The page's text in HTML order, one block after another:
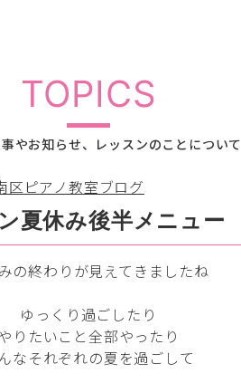
TOPICS
やお知らせ、レッスンのことについて
区ピアノ教室ブログ
夏休み後半メニュー
の終わりが見えてきましたね
ゆっくり過ごしたり
りたいこと全部やったり
なそれぞれの夏を過ごして